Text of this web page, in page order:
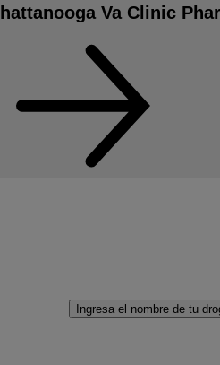
Va Clinic
Ingresa el nombre de tu